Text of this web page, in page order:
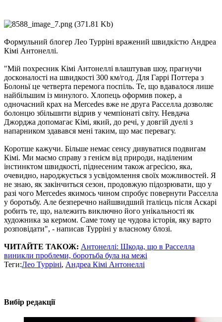
Формульний блогер Лео Турріні вражений швидкістю Андреа
Кімі Антонеллі.
"Мій похресник Кімі Антонеллі влаштував шоу, прагнучи
досконалості на швидкості 300 км/год. Для Гаррі Поттера з
Болоньї це четверта перемога поспіль. Те, що вдавалося лише
найбільшим із минулого. Хлопець оформив покер, а
одночасний крах на Mercedes вже не друга Расселла дозволяє
болонцю збільшити відрив у чемпіонаті світу. Невдача
Джорджа допомагає Кімі, який, до речі, у довгій дуелі з
напарником здавався мені таким, що має перевагу.
Коротше кажучи. Більше немає сенсу дивуватися подвигам
Кімі. Ми маємо справу з генієм від природи, наділеним
інстинктом швидкості, піднесеним також агресією, яка,
очевидно, народжується з усвідомлення своїх можливостей. Я
не знаю, як закінчиться сезон, продовжую підозрювати, що у
разі чого Mercedes якимось чином спробує повернути Расселла
у боротьбу. Але безперечно найшвидший італієць після Аскарі
робить те, що, належить виключно його унікальності як
художника за кермом. Саме тому це чудова історія, яку варто
розповідати", - написав Турріні у власному блозі.
ЧИТАЙТЕ ТАКОЖ: Антонеллі: Шкода, що в Расселла
виникли проблеми, боротьба була на межі
Теги:Лео Турріні, Андреа Кімі Антонеллі
Вибір редакції